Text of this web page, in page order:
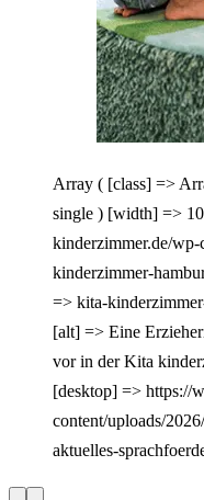
Array ( [class] =>
single ) [width] =>
kinderzimmer.de/
kinderzimmer-
=> kita-
[alt] => Eine
vor in der Kita
[desktop] => https://
content/uploads/
aktuelles-